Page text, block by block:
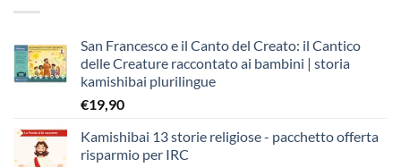
San Francesco e il Canto del Creato: il Cantico
delle Creature raccontato ai bambini | storia
kamishibai plurilingue
€19,90
Kamishibai 13 storie religiose - pacchetto offerta
risparmio per IRC